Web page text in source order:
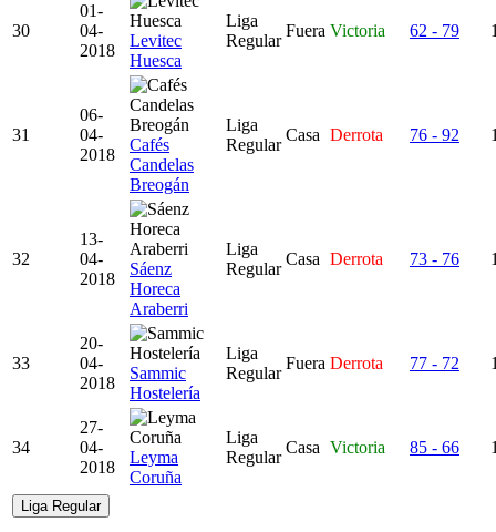
30
01-
04-
2018
Levitec
Huesca
Liga
Regular
Fuera Victoria 62 - 79
31
06-
04-
2018
Cafés
Candelas
Breogán
Liga
Regular
Casa Derrota 76 - 92
32
13-
04-
2018
Sáenz
Horeca
Araberri
Liga
Regular
Casa Derrota 73 - 76
33
20-
04-
2018
Sammic
Hostelería
Liga
Regular
Fuera Derrota 77 - 72
34
27-
04-
2018
Leyma
Coruña
Liga
Regular
Casa Victoria 85 - 66
Liga Regular